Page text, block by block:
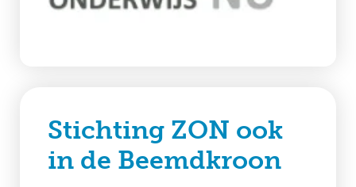
Stichting ZON ook
in de Beemdkroon